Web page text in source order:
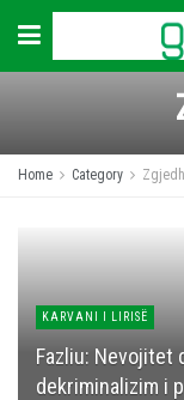
Home Category
KARVANI I LIRISË
Fazliu: Nevojitet
dekriminalizim i